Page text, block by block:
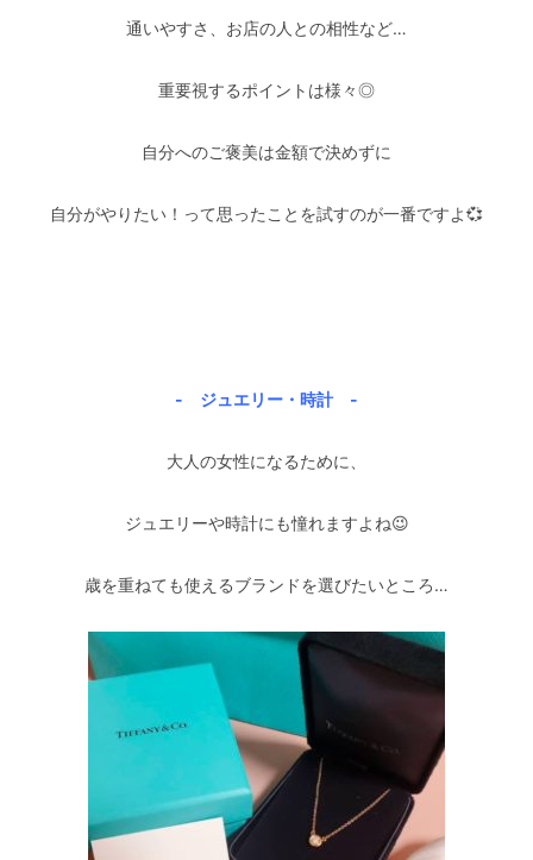
通いやすさ、お店の人との相性など…
重要視するポイントは様々◎
自分へのご褒美は金額で決めずに
自分がやりたい！って思ったことを試すのが一番ですよ💞
- ジュエリー・時計 -
大人の女性になるために、
ジュエリーや時計にも憧れますよね😉
歳を重ねても使えるブランドを選びたいところ…